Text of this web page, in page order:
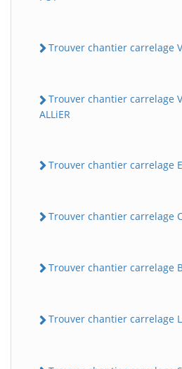
Trouver chantier carrelage
Trouver chantier carrelage
ALLiER
Trouver chantier carrelage
Trouver chantier carrelage
Trouver chantier carrelage
Trouver chantier carrelage